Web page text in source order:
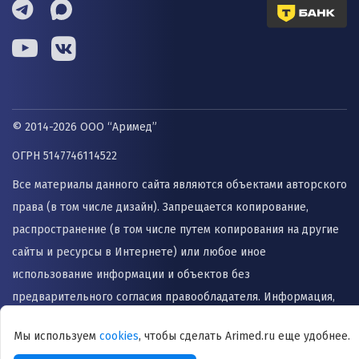
© 2014-2026 ООО “Аримед”
ОГРН 5147746114522
Все материалы данного сайта являются объектами авторского
права (в том числе дизайн). Запрещается копирование,
распространение (в том числе путем копирования на другие
сайты и ресурсы в Интернете) или любое иное
использование информации и объектов без
предварительного согласия правообладателя. Информация,
может быть использована для назначения лечения и
Мы используем cookies, чтобы сделать Arimed.ru еще удобнее.